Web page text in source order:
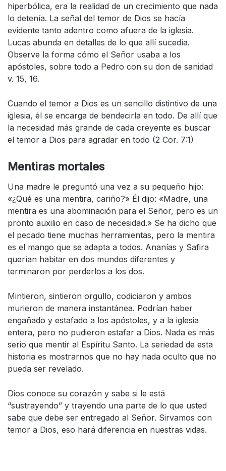
hiperbólica, era la realidad de un crecimiento que nada
lo detenía. La señal del temor de Dios se hacía
evidente tanto adentro como afuera de la iglesia.
Lucas abunda en detalles de lo que allí sucedía.
Observe la forma cómo el Señor usaba a los
apóstoles, sobre todo a Pedro con su don de sanidad
v. 15, 16.
Cuando el temor a Dios es un sencillo distintivo de una
iglesia, él se encarga de bendecirla en todo. De allí que
la necesidad más grande de cada creyente es buscar
el temor a Dios para agradar en todo (2 Cor. 7:1)
Mentiras mortales
Una madre le preguntó una vez a su pequeño hijo:
«¿Qué es una mentira, cariño?» Él dijo: «Madre, una
mentira es una abominación para el Señor, pero es un
pronto auxilio en caso de necesidad.» Se ha dicho que
el pecado tiene muchas herramientas, pero la mentira
es el mango que se adapta a todos. Ananías y Safira
querían habitar en dos mundos diferentes y
terminaron por perderlos a los dos.
Mintieron, sintieron orgullo, codiciaron y ambos
murieron de manera instantánea. Podrían haber
engañado y estafado a los apóstoles, y a la iglesia
entera, pero no pudieron estafar a Dios. Nada es más
serio que mentir al Espíritu Santo. La seriedad de esta
historia es mostrarnos que no hay nada oculto que no
pueda ser revelado.
Dios conoce su corazón y sabe si le está
“sustrayendo” y trayendo una parte de lo que usted
sabe que debe ser entregado al Señor. Sirvamos con
temor a Dios, eso hará diferencia en nuestras vidas.